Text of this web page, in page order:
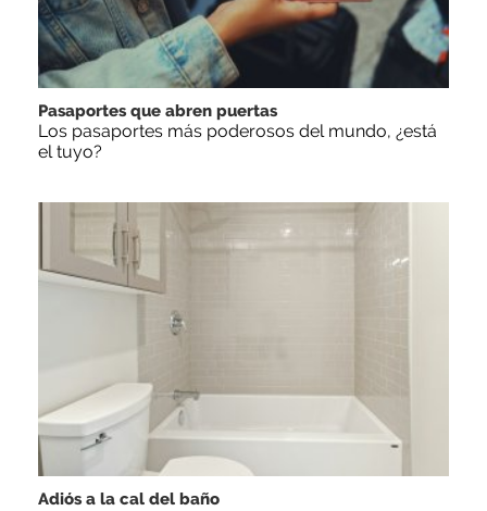
Pasaportes que abren puertas
Los pasaportes más poderosos del mundo, ¿está
el tuyo?
Adiós a la cal del baño